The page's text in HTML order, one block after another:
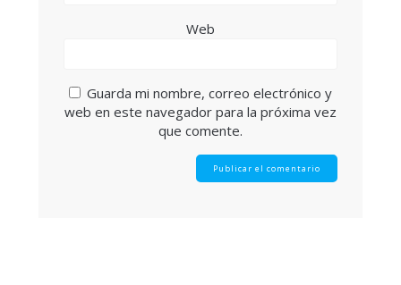
Web
Guarda mi nombre, correo electrónico y
web en este navegador para la próxima vez
que comente.